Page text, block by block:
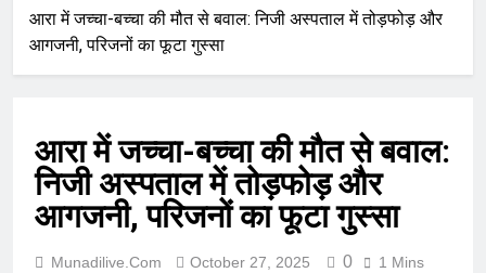
आरा में जच्चा-बच्चा की मौत से बवाल: निजी अस्पताल में तोड़फोड़ और
आगजनी, परिजनों का फूटा गुस्सा
आरा में जच्चा-बच्चा की मौत से बवाल:
निजी अस्पताल में तोड़फोड़ और
आगजनी, परिजनों का फूटा गुस्सा
Munadilive.com October 27, 2025 0 1 Mins